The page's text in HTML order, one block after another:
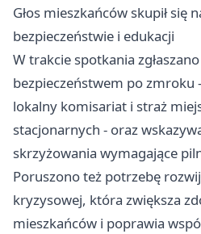
Głos mieszkańców skupił się
bezpieczeństwie i edukacji
W trakcie spotkania
bezpieczeństwem po zmroku
lokalny komisariat i straż
stacjonarnych - oraz
skrzyżowania wymagające
Poruszono też potrzebę
kryzysowej, która zwiększa
mieszkańców i poprawia